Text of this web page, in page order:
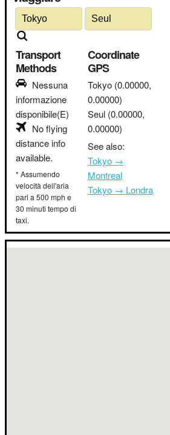
Transport
Methods
Nessuna
informazione
disponibile(E)
No flying
distance info
available.
* Assumendo
velocità dell'aria
pari a 500 mph e
30 minuti tempo di
taxi.
Coordinate
GPS
Tokyo (0.00000,
0.00000)
Seul (0.00000,
0.00000)
See also:
Tokyo →
Montreal
Tokyo → Londra